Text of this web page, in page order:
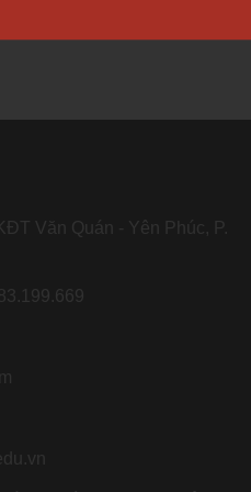
đến môi trường học
Văn Quán - Yên Phúc, P.